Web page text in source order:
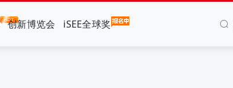
创新博览会 iSEE全球奖